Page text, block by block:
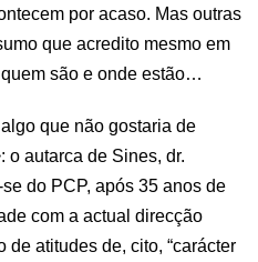
por acaso. Mas outras
que acredito mesmo em
são e onde estão…
que não gostaria de
o autarca de Sines, dr.
do PCP, após 35 anos de
com a actual direcção
de atitudes de, cito, “carácter